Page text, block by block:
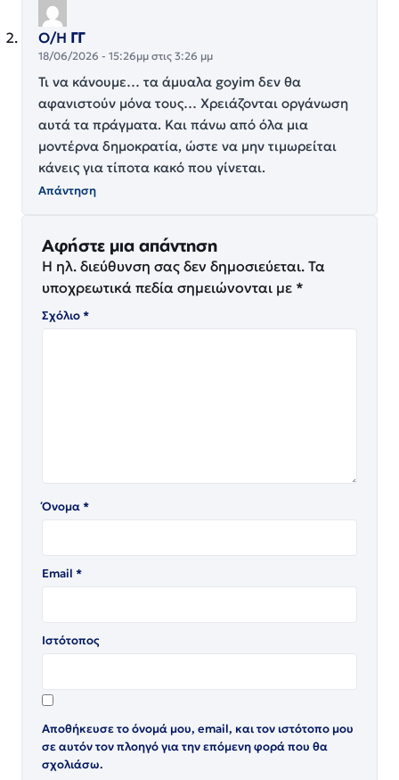
Ο/Η ΓΓ
18/06/2026 - 15:26μμ στις 3:26 μμ
Τι να κάνουμε… τα άμυαλα goyim δεν θα
αφανιστούν μόνα τους… Χρειάζονται οργάνωση
αυτά τα πράγματα. Και πάνω από όλα μια
μοντέρνα δημοκρατία, ώστε να μην τιμωρείται
κάνεις για τίποτα κακό που γίνεται.
Απάντηση
Αφήστε μια απάντηση
Η ηλ. διεύθυνση σας δεν δημοσιεύεται. Τα
υποχρεωτικά πεδία σημειώνονται με *
Σχόλιο*
Όνομα*
Email *
Ιστότοπος
Αποθήκευσε το όνομά μου, email, και τον ιστότοπο μου
σε αυτόν τον πλοηγό για την επόμενη φορά που θα
σχολιάσω.